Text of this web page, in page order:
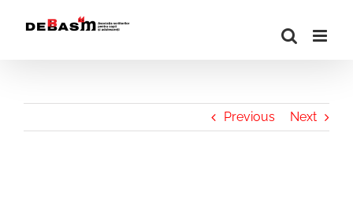
Previous Next